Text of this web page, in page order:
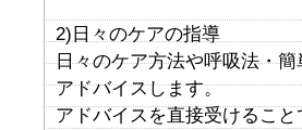
2)日々のケアの指導
日々のケア方法や呼吸法・
アドバイスします。
アドバイスを直接受けるこ